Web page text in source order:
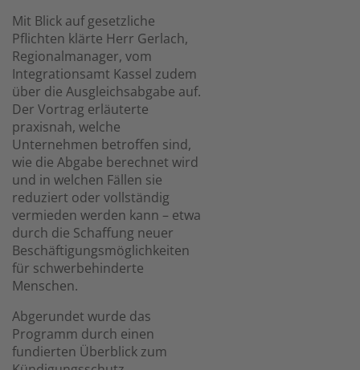
Mit Blick auf gesetzliche
Pflichten klärte Herr Gerlach,
Regionalmanager, vom
Integrationsamt Kassel zudem
über die Ausgleichsabgabe auf.
Der Vortrag erläuterte
praxisnah, welche
Unternehmen betroffen sind,
wie die Abgabe berechnet wird
und in welchen Fällen sie
reduziert oder vollständig
vermieden werden kann – etwa
durch die Schaffung neuer
Beschäftigungsmöglichkeiten
für schwerbehinderte
Menschen.
Abgerundet wurde das
Programm durch einen
fundierten Überblick zum